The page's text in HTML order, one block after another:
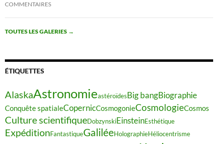
COMMENTAIRES
TOUTES LES GALERIES →
ÉTIQUETTES
AlaskaAstronomieastéroïdes Big bangBiographie
Conquête spatialeCopernicCosmogonieCosmologieCosmos
Culture scientifiqueDobzynskiEinsteinEsthétique
ExpéditionFantastiqueGaliléeHolographieHéliocentrisme